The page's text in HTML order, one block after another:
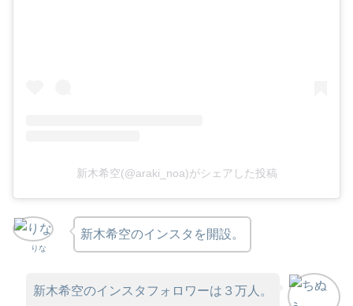
新木希空(@araki_noa)がシェアした投稿
りな
新木希空のインスタを開設。
新木希空のインスタフォロワーは３万人。